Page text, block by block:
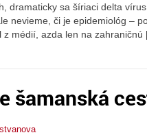
dramaticky sa šíriaci delta
nevieme, či je epidemiológ –
z médií, azda len na
šamanská